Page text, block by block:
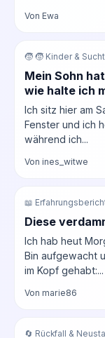
Von Ewa
🧒 🧒 Kinder &
Mein Sohn
wie halte ich
Ich sitz hier am
Fenster und ich
während ich...
Von ines_witwe
📖
Diese
Ich hab heut
Bin aufgewacht
im Kopf gehabt:...
Von marie86
🔄 Rückfall &